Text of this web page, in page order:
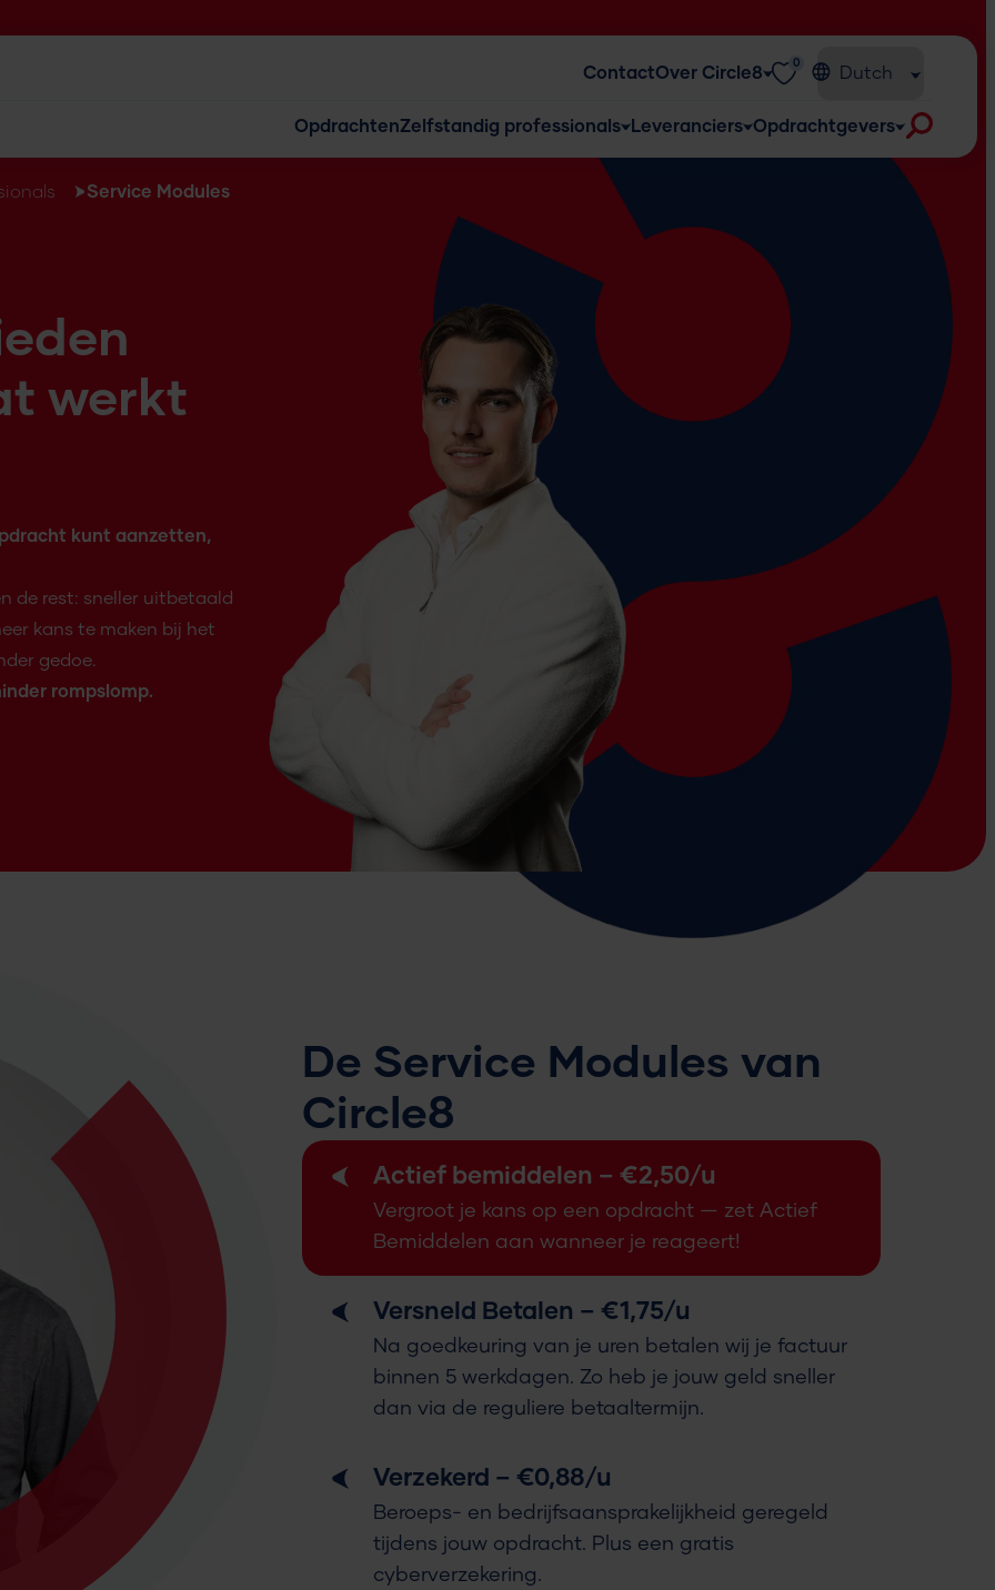
ContactOver Circle8
0
OpdrachtenZelfstandig professionals Leveranciers Opdrachtgevers
Service Modules
werkt
kunt aanzetten,
de rest: sneller uitbetaald
kans te maken bij het
gedoe.
rompslomp.
De Service Modules van
Circle8
Actief bemiddelen – €2,50/u
Vergroot je kans op een opdracht — zet Actief
Bemiddelen aan wanneer je reageert!
Versneld Betalen – €1,75/u
Na goedkeuring van je uren betalen wij je factuur
binnen 5 werkdagen. Zo heb je jouw geld sneller
dan via de reguliere betaaltermijn.
Verzekerd – €0,88/u
Beroeps- en bedrijfsaansprakelijkheid geregeld
tijdens jouw opdracht. Plus een gratis
cyberverzekering.